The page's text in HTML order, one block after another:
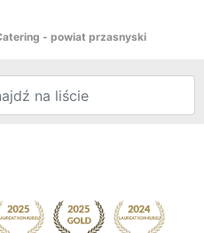
- powiat przasnyski